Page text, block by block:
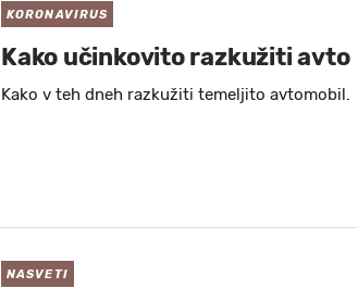
KORONAVIRUS
Kako učinkovito razkužiti avto
Kako v teh dneh razkužiti temeljito avtomobil.
NASVETI